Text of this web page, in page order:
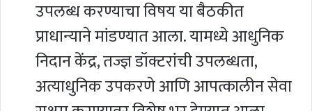
उपलब्ध करण्याचा विषय या बैठकीत
प्राधान्याने मांडण्यात आला. यामध्ये आधुनिक
निदान केंद्र, तज्ज्ञ डॉक्टरांची उपलब्धता,
अत्याधुनिक उपकरणे आणि आपत्कालीन सेवा